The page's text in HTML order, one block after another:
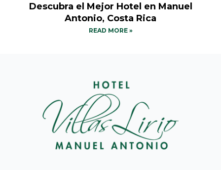
Descubra el Mejor Hotel en Manuel
Antonio, Costa Rica
READ MORE »